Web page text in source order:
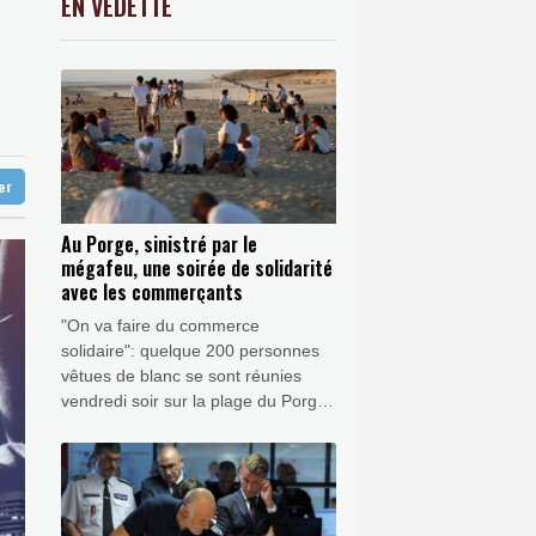
climatique
sans JT
les sargasses
-0.41%
1.64% 4392.86 €
Au Porge, sinistré par le
mégafeu, une soirée de solidarité
avec les commerçants
"On va faire du commerce
solidaire": quelque 200 personnes
vêtues de blanc se sont réunies
vendredi soir sur la plage du Porge,
manger chez les commerçants de
cette commune durement impactée
par le mégafeu de Gironde.